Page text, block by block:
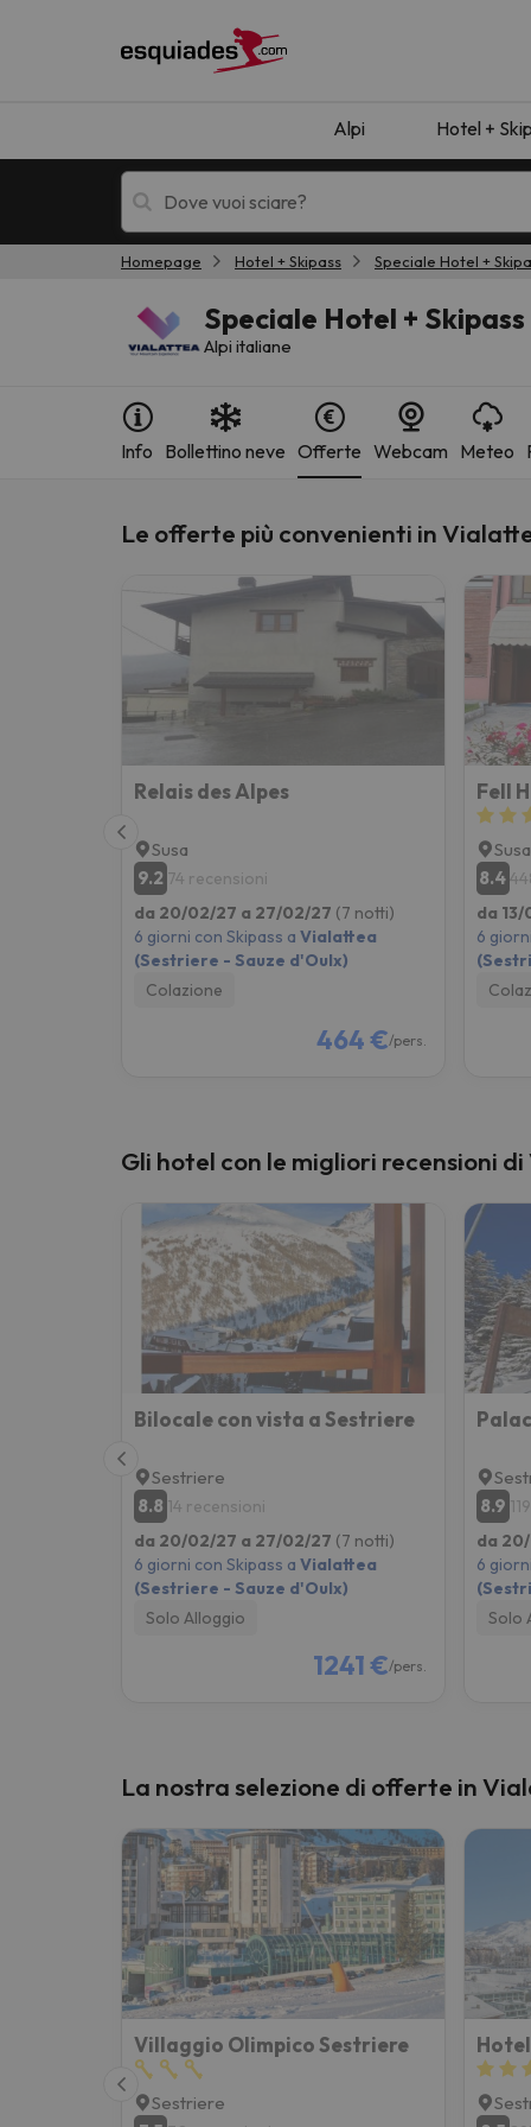
Alpi Hotel +
Hotel + skipass Hotel di
Sembra che il nostro ricercatore abbia
Homepage Hotel + Skipass Speciale Hotel +
Speciale Hotel +
Alpi italiane
Info Bollettino neve Offerte Webcam Meteo
Le offerte più convenienti in
Relais des Alpes
Susa
9.2 74 recensioni
da 20/02/27 a 27/02/27 (7 notti)
6 giorni con Skipass a Vialattea
(Sestriere - Sauze d'Oulx)
Colazione
464 €/pers.
Fell
Susa
8.4
da
6
Gli hotel con le migliori recensioni
Bilocale con vista a Sestriere
Sestriere
8.8 14 recensioni
da 20/02/27 a 27/02/27 (7 notti)
6 giorni con Skipass a Vialattea
(Sestriere - Sauze d'Oulx)
Solo Alloggio
1241 €/pers.
8.9
da
6
Solo
La nostra selezione di offerte in
Villaggio Olimpico Sestriere
Sestriere